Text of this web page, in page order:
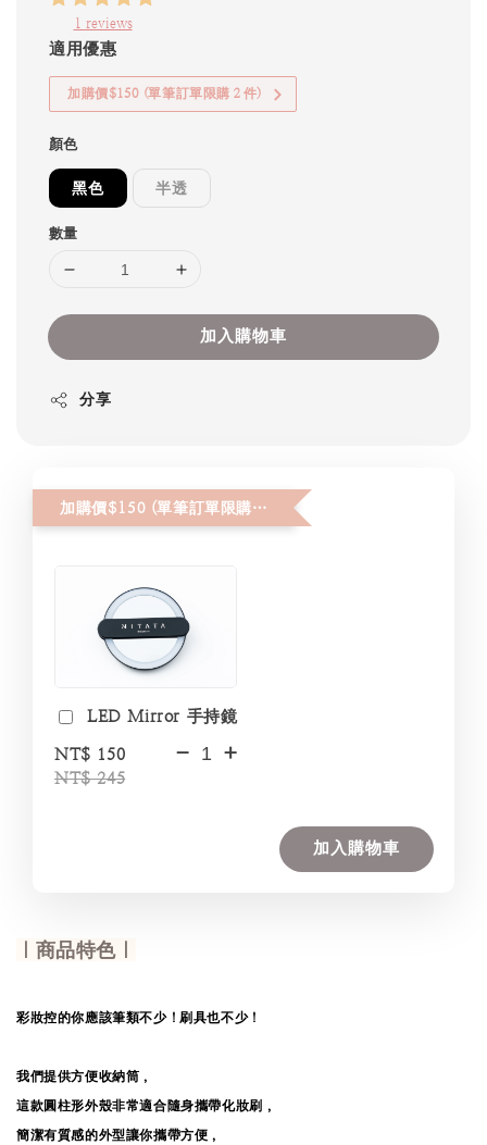
1 reviews
適用優惠
加購價$150 (單筆訂單限購２件)
顏色
黑色 半透
數量
加入購物車
分享
加購價$150 (單筆訂單限購２件)
LED Mirror 手持鏡
NT$ 150
NT$ 245
- +
加入購物車
｜商品特色｜
彩妝控的你應該筆類不少！刷具也不少！
我們提供方便收納筒，
這款圓柱形外殼非常適合隨身攜帶化妝刷，
簡潔有質感的外型讓你攜帶方便，